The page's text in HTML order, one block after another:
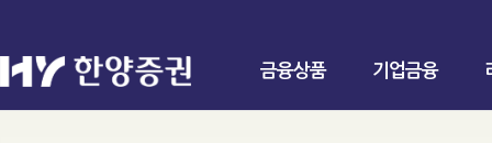
금융상품 기업금융